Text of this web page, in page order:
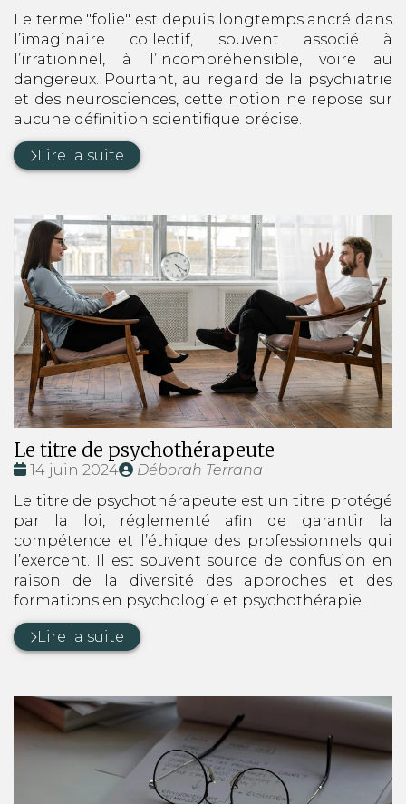
Le terme "folie" est depuis longtemps ancré dans
l’imaginaire collectif, souvent associé à
l’irrationnel, à l’incompréhensible, voire au
dangereux. Pourtant, au regard de la psychiatrie
et des neurosciences, cette notion ne repose sur
aucune définition scientifique précise.
Lire la suite
Le titre de psychothérapeute
Date
14 juin 2024
Publié
Déborah Terrana
Le titre de psychothérapeute est un titre protégé
par la loi, réglementé afin de garantir la
compétence et l’éthique des professionnels qui
l’exercent. Il est souvent source de confusion en
raison de la diversité des approches et des
formations en psychologie et psychothérapie.
Lire la suite